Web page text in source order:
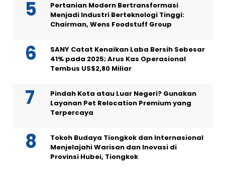
Pertanian Modern Bertransformasi
Menjadi Industri Berteknologi Tinggi:
Chairman, Wens Foodstuff Group
SANY Catat Kenaikan Laba Bersih Sebesar
41% pada 2025; Arus Kas Operasional
Tembus US$2,80 Miliar
Pindah Kota atau Luar Negeri? Gunakan
Layanan Pet Relocation Premium yang
Terpercaya
Tokoh Budaya Tiongkok dan Internasional
Menjelajahi Warisan dan Inovasi di
Provinsi Hubei, Tiongkok